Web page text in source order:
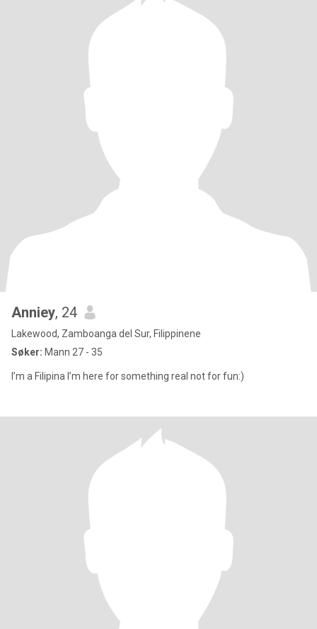
Anniey, 24
Lakewood, Zamboanga del Sur, Filippinene
Søker: Mann 27 - 35
I’m a Filipina I’m here for something real not for fun:)